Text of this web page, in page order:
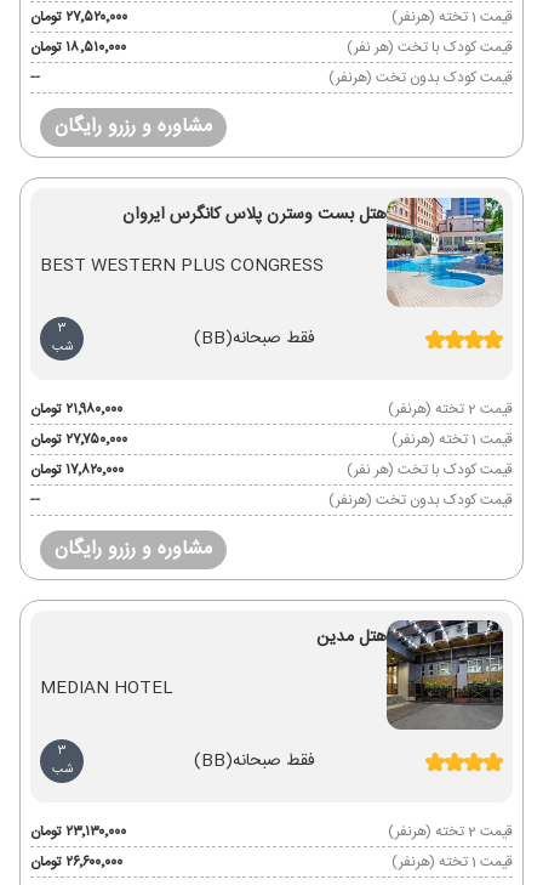
قیمت 1 تخته (هرنفر)
۲۷٬۵۲۰٬۰۰۰ تومان
قیمت کودک با تخت (هر نفر)
۱۸٬۵۱۰٬۰۰۰ تومان
قیمت کودک بدون تخت (هرنفر)
--
مشاوره و رزرو رایگان
هتل بست وسترن پلاس کانگرس ایروان
BEST WESTERN PLUS CONGRESS
فقط صبحانه(BB)
3
شب
قیمت 2 تخته (هرنفر)
۲۱٬۹۸۰٬۰۰۰ تومان
قیمت 1 تخته (هرنفر)
۲۷٬۷۵۰٬۰۰۰ تومان
قیمت کودک با تخت (هر نفر)
۱۷٬۸۲۰٬۰۰۰ تومان
قیمت کودک بدون تخت (هرنفر)
--
مشاوره و رزرو رایگان
هتل مدین
MEDIAN HOTEL
فقط صبحانه(BB)
3
شب
قیمت 2 تخته (هرنفر)
۲۳٬۱۳۰٬۰۰۰ تومان
قیمت 1 تخته (هرنفر)
۲۶٬۶۰۰٬۰۰۰ تومان